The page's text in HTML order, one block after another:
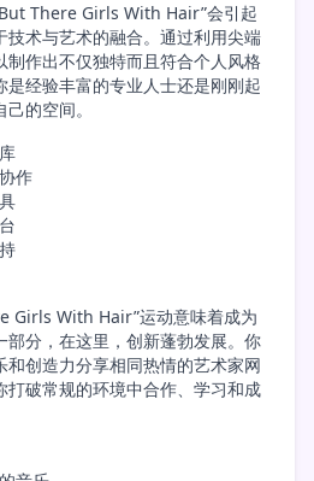
There Girls With Hair”会引起
技术与艺术的融合。通过利用尖端
制作出不仅独特而且符合个人风格
是经验丰富的专业人士还是刚刚起
的空间。
作
Girls With Hair”运动意味着成为
部分，在这里，创新蓬勃发展。你
创造力分享相同热情的艺术家网
打破常规的环境中合作、学习和成